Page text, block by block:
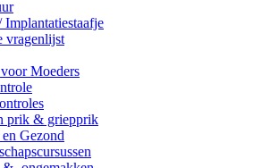
Implantatiestaafje
vragenlijst
Moeders
prik & griepprik
Gezond